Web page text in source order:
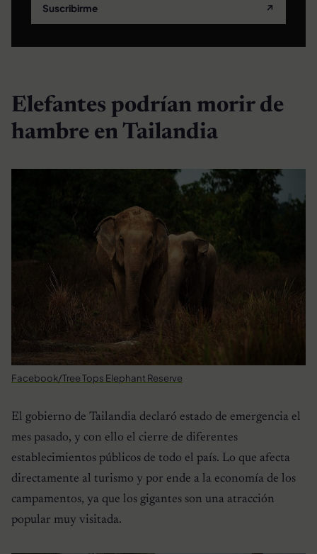
Suscribirme ↗
Elefantes podrían morir de
hambre en Tailandia
Facebook/Tree Tops Elephant Reserve
El gobierno de Tailandia declaró estado de emergencia el
mes pasado, y con ello el cierre de diferentes
establecimientos públicos de todo el país. Lo que afecta
directamente al turismo y por ende a la economía de los
campamentos, ya que los gigantes son una atracción
popular muy visitada.